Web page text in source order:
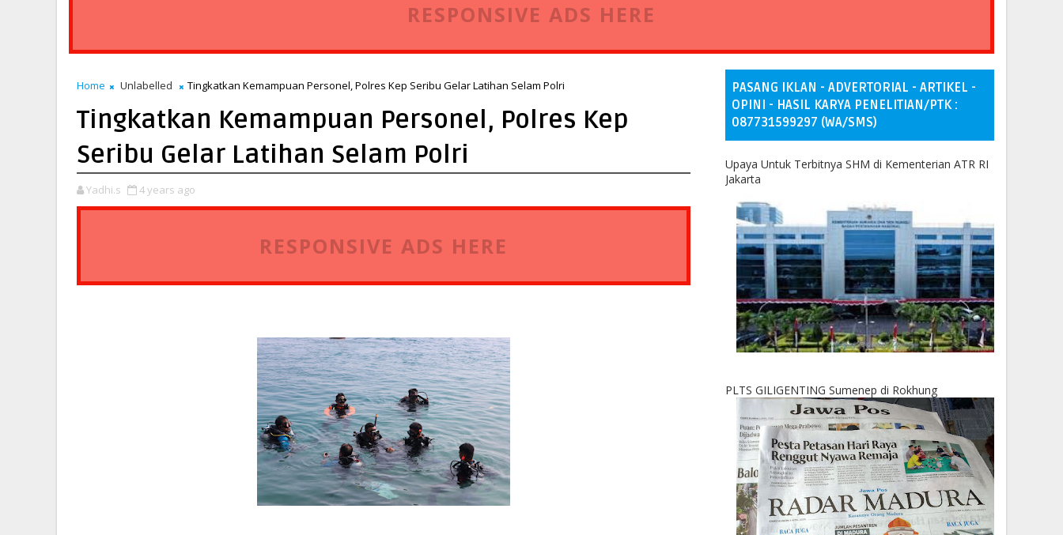
RESPONSIVE ADS HERE
Home Unlabelled Tingkatkan Kemampuan Personel, Polres Kep Seribu Gelar Latihan Selam Polri
Tingkatkan Kemampuan Personel, Polres Kep
Seribu Gelar Latihan Selam Polri
Yadhi.s 4 years ago
RESPONSIVE ADS HERE
PASANG IKLAN - ADVERTORIAL - ARTIKEL -
OPINI - HASIL KARYA PENELITIAN/PTK :
087731599297 (WA/SMS)
Upaya Untuk Terbitnya SHM di Kementerian ATR RI
Jakarta
PLTS GILIGENTING Sumenep di Rokhung